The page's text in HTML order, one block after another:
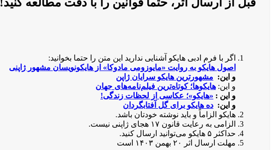
اگر با فرم ادبی هایکو آشنایی ندارید این متن را حتما بخوانید:
اصول هایکو به روایت «مایوزومی مادوکا» از هایکونویسان مشهور ژاپنی
و این: مشهورترین هایکو سرایان ژاپن
و این: هایکوها؛ کوتاه‌ترین فیلم‌نامه‌های جهان
و این : «هایکو»؛ عکاسی از لحظات زندگی!
و این: ده هایکو برای گل آفتابگردان
هایکو الزاماً و باید نوشته خودتان باشد.
الزامی به رعایت قانون ۱۷ هجای ژاپنی نیست.
حداکثر ۵ هایکو می‌توانید ارسال کنید.
مهلت ارسال اثر ۲۰ بهمن ۱۴۰۳ است